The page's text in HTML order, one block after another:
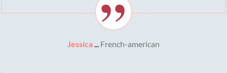
Jessica French-american